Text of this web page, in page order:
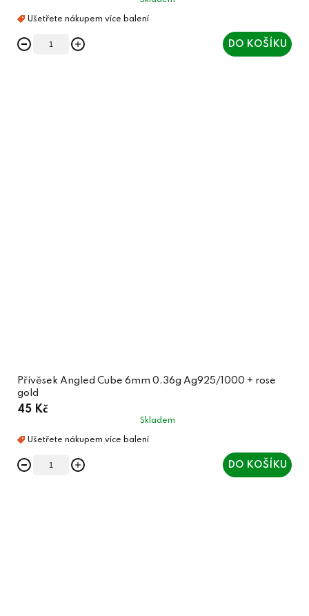
DO KOŠÍKU
Přívěsek Angled Cube 6mm 0,36g Ag925/1000 + rose
gold
45 Kč
Skladem
DO KOŠÍKU